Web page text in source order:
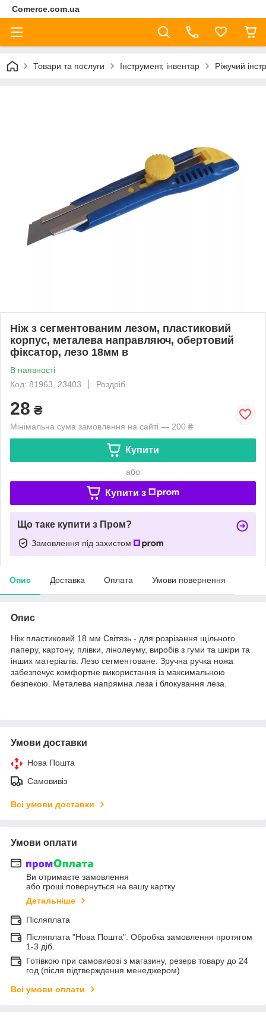
Comerce.com.ua
Товари та послуги Інструмент, інвентар Ріжучий
Ніж з сегментованим лезом, пластиковий
корпус, металева направляюч, обертовий
фіксатор, лезо 18мм в
В наявності
Код: 81963, 23403
Роздріб
28 ₴
Мінімальна сума замовлення на сайті — 200 ₴
Купити
або
Купити з
Що таке купити з Пром?
Замовлення під захистом
Опис Доставка Оплата Умови повернення
Опис
Ніж пластиковий 18 мм Світязь - для розрізання щільного
паперу, картону, плівки, лінолеуму, виробів з гуми та шкіри та
інших матеріалів. Лезо сегментоване. Зручна ручка ножа
забезпечує комфортне використання із максимальною
безпекою. Металева напрямна леза і блокування леза.
Умови доставки
Нова Пошта
Самовивіз
Всі умови доставки
Умови оплати
Ви отримаєте замовлення
або гроші повернуться на вашу картку
Детальніше
Післяплата
Післяплата "Нова Пошта". Обробка замовлення протягом
1-3 діб.
Готівкою при самовивозі з магазину, резерв товару до 24
год (після підтверждення менеджером)
Всі умови оплати